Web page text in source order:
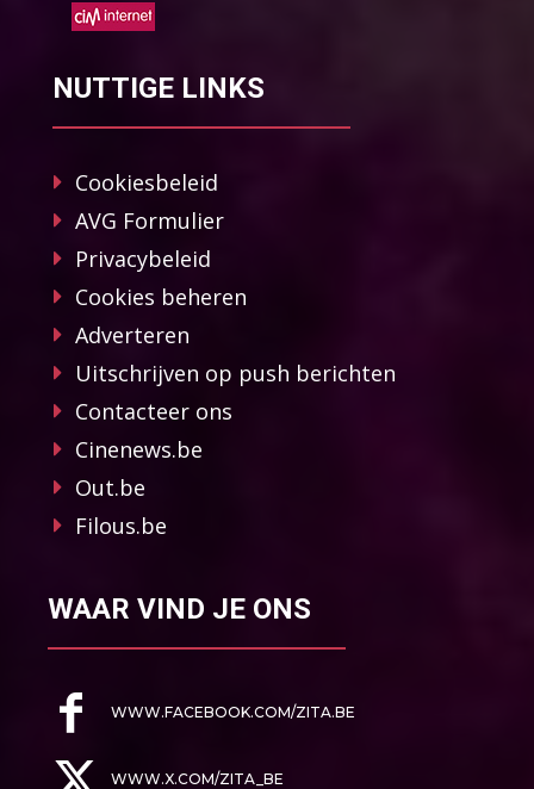
NUTTIGE LINKS
Cookiesbeleid
AVG Formulier
Privacybeleid
Cookies beheren
Adverteren
Uitschrijven op push berichten
Contacteer ons
Cinenews.be
Out.be
Filous.be
WAAR VIND JE ONS
WWW.FACEBOOK.COM/ZITA.BE
WWW.X.COM/ZITA_BE